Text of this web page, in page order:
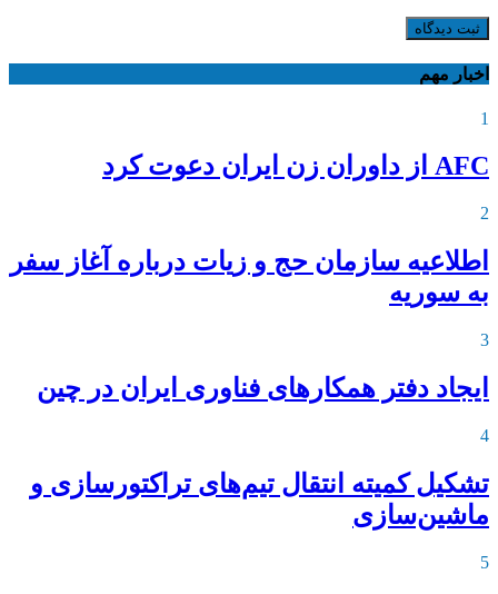
ثبت دیدگاه
اخبار مهم
1
AFC از داوران زن ایران دعوت کرد
2
اطلاعیه‌ سازمان حج و زیات درباره آغاز سفر
به سوریه
3
ایجاد دفتر همکارهای فناوری ایران در چین
4
تشکیل کمیته انتقال تیم‌های تراکتورسازی و
ماشین‌سازی
5